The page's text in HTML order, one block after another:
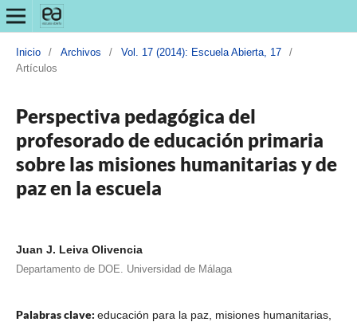
Inicio / Archivos / Vol. 17 (2014): Escuela Abierta, 17
/
Artículos
Perspectiva pedagógica del
profesorado de educación primaria
sobre las misiones humanitarias y de
paz en la escuela
Juan J. Leiva Olivencia
Departamento de DOE. Universidad de Málaga
Palabras clave: educación para la paz, misiones humanitarias,